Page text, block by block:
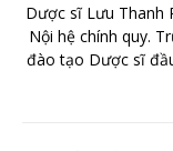
Dược sĩ Lưu Thanh
Nội hệ chính quy.
đào tạo Dược sĩ